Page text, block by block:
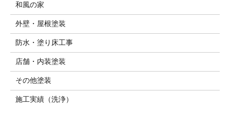
和風の家
外壁・屋根塗装
防水・塗り床工事
店舗・内装塗装
その他塗装
施工実績（洗浄）